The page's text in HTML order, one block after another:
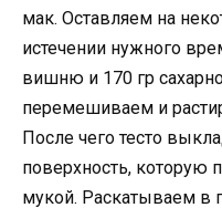
мак. Оставляем на
истечении нужного
вишню и 170 гр
перемешиваем и
После чего тесто
поверхность, которую
мукой. Раскатываем в